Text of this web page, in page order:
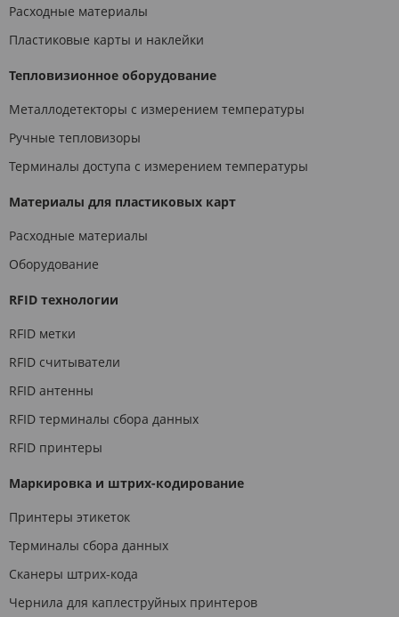
Расходные материалы
Пластиковые карты и наклейки
Тепловизионное оборудование
Металлодетекторы с измерением температуры
Ручные тепловизоры
Терминалы доступа с измерением температуры
Материалы для пластиковых карт
Расходные материалы
Оборудование
RFID технологии
RFID метки
RFID считыватели
RFID антенны
RFID терминалы сбора данных
RFID принтеры
Маркировка и штрих-кодирование
Принтеры этикеток
Терминалы сбора данных
Сканеры штрих-кода
Чернила для каплеструйных принтеров